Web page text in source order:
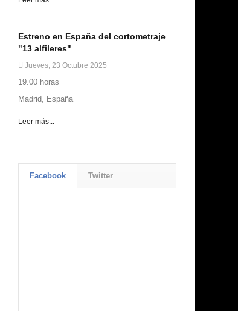
Estreno en España del cortometraje
"13 alfileres"
Jueves, 23 Octubre 2025
19.00 horas
Madrid, España
Leer más...
Facebook Twitter